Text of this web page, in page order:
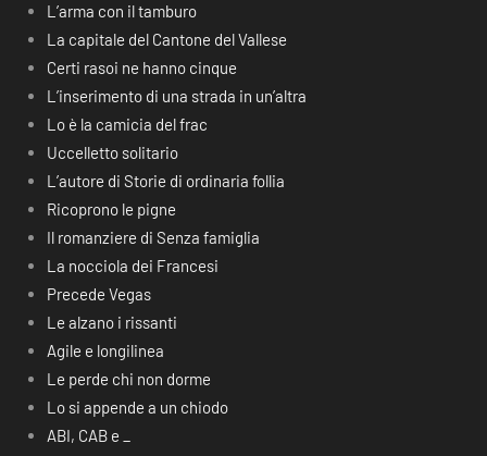
L’arma con il tamburo
La capitale del Cantone del Vallese
Certi rasoi ne hanno cinque
L’inserimento di una strada in un’altra
Lo è la camicia del frac
Uccelletto solitario
L’autore di Storie di ordinaria follia
Ricoprono le pigne
Il romanziere di Senza famiglia
La nocciola dei Francesi
Precede Vegas
Le alzano i rissanti
Agile e longilinea
Le perde chi non dorme
Lo si appende a un chiodo
ABI, CAB e _